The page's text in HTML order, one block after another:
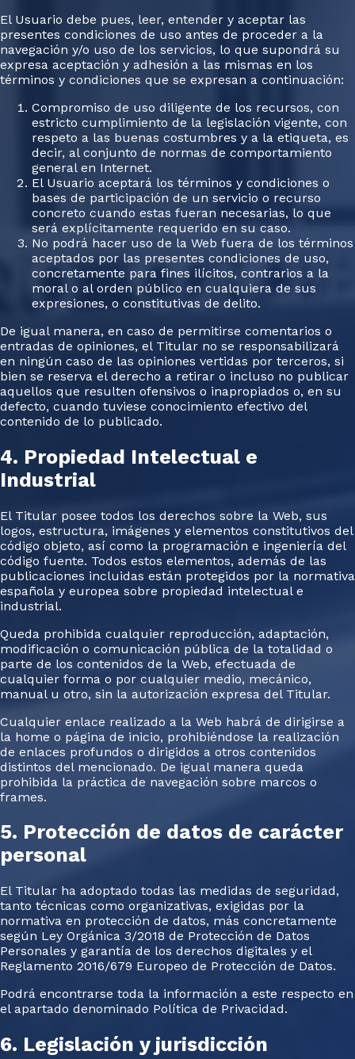
El Usuario debe pues, leer, entender y aceptar las
presentes condiciones de uso antes de proceder a la
navegación y/o uso de los servicios, lo que supondrá su
expresa aceptación y adhesión a las mismas en los
términos y condiciones que se expresan a continuación:
Compromiso de uso diligente de los recursos, con
estricto cumplimiento de la legislación vigente, con
respeto a las buenas costumbres y a la etiqueta, es
decir, al conjunto de normas de comportamiento
general en Internet.
El Usuario aceptará los términos y condiciones o
bases de participación de un servicio o recurso
concreto cuando estas fueran necesarias, lo que
será explícitamente requerido en su caso.
No podrá hacer uso de la Web fuera de los términos
aceptados por las presentes condiciones de uso,
concretamente para fines ilícitos, contrarios a la
moral o al orden público en cualquiera de sus
expresiones, o constitutivas de delito.
De igual manera, en caso de permitirse comentarios o
entradas de opiniones, el Titular no se responsabilizará
en ningún caso de las opiniones vertidas por terceros, si
bien se reserva el derecho a retirar o incluso no publicar
aquellos que resulten ofensivos o inapropiados o, en su
defecto, cuando tuviese conocimiento efectivo del
contenido de lo publicado.
4. Propiedad Intelectual e
Industrial
El Titular posee todos los derechos sobre la Web, sus
logos, estructura, imágenes y elementos constitutivos del
código objeto, así como la programación e ingeniería del
código fuente. Todos estos elementos, además de las
publicaciones incluidas están protegidos por la normativa
española y europea sobre propiedad intelectual e
industrial.
Queda prohibida cualquier reproducción, adaptación,
modificación o comunicación pública de la totalidad o
parte de los contenidos de la Web, efectuada de
cualquier forma o por cualquier medio, mecánico,
manual u otro, sin la autorización expresa del Titular.
Cualquier enlace realizado a la Web habrá de dirigirse a
la home o página de inicio, prohibiéndose la realización
de enlaces profundos o dirigidos a otros contenidos
distintos del mencionado. De igual manera queda
prohibida la práctica de navegación sobre marcos o
frames.
5. Protección de datos de carácter
personal
El Titular ha adoptado todas las medidas de seguridad,
tanto técnicas como organizativas, exigidas por la
normativa en protección de datos, más concretamente
según Ley Orgánica 3/2018 de Protección de Datos
Personales y garantía de los derechos digitales y el
Reglamento 2016/679 Europeo de Protección de Datos.
Podrá encontrarse toda la información a este respecto en
el apartado denominado Política de Privacidad.
6. Legislación y jurisdicción